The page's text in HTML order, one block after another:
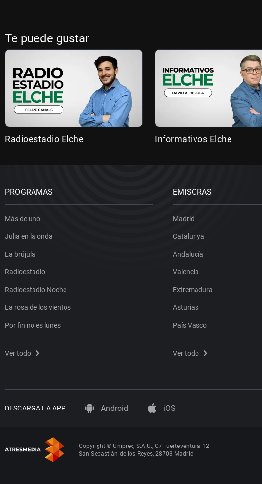
Te puede gustar
Radioestadio Elche Informativos Elche
PROGRAMAS
Más de uno
Julia en la onda
La brújula
Radioestadio
Radioestadio Noche
La rosa de los vientos
Por fin no es lunes
Ver todo
EMISORAS
Madrid
Catalunya
Andalucía
Valencia
Extremadura
Asturias
País Vasco
Ver todo
DESCARGA LA APP Android iOS
Copyright © Uniprex, S.A.U., C/ Fuerteventura 12
San Sebastián de los Reyes, 28703 Madrid